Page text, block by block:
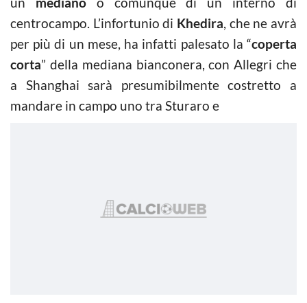
centrocampo. L’infortunio di Khedira, che ne avrà
per più di un mese, ha infatti palesato la “coperta
corta” della mediana bianconera, con Allegri che
a Shanghai sarà presumibilmente costretto a
mandare in campo uno tra Sturaro e